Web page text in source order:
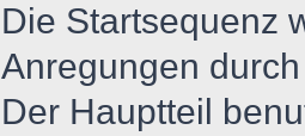
Die Startsequenz
Anregungen
Der Hauptteil